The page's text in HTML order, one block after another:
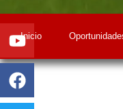
Inicio
Youtube
Facebook
Twitter
Linkedin
Instagram